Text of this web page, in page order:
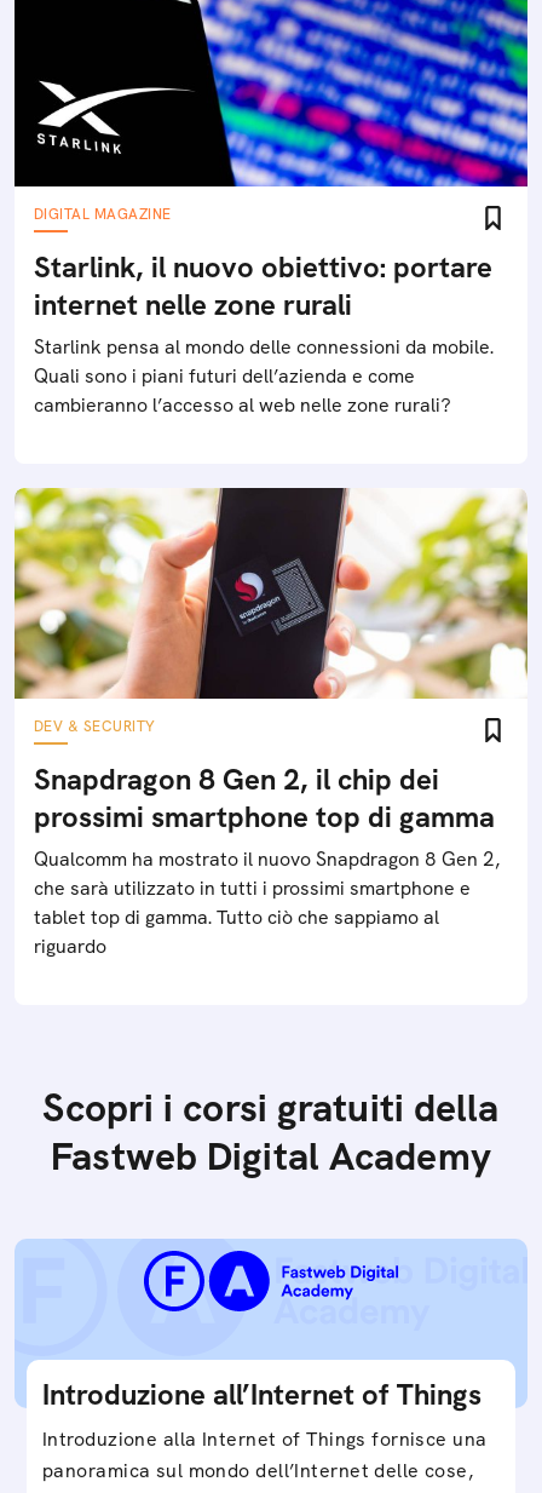
DIGITAL MAGAZINE
Starlink, il nuovo obiettivo: portare
internet nelle zone rurali
Starlink pensa al mondo delle connessioni da mobile.
Quali sono i piani futuri dell’azienda e come
cambieranno l’accesso al web nelle zone rurali?
DEV & SECURITY
Snapdragon 8 Gen 2, il chip dei
prossimi smartphone top di gamma
Qualcomm ha mostrato il nuovo Snapdragon 8 Gen 2,
che sarà utilizzato in tutti i prossimi smartphone e
tablet top di gamma. Tutto ciò che sappiamo al
riguardo
Scopri i corsi gratuiti della
Fastweb Digital Academy
Introduzione all’Internet of Things
Introduzione alla Internet of Things fornisce una
panoramica sul mondo dell’Internet delle cose,